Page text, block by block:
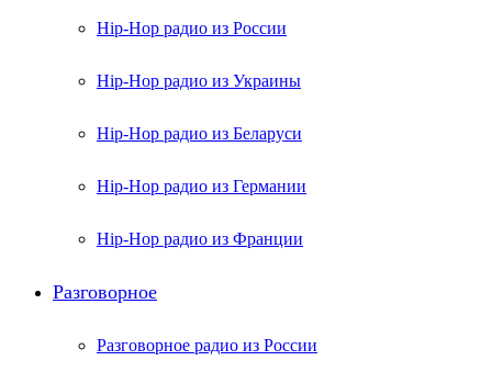
Hip-Hop радио из России
Hip-Hop радио из Украины
Hip-Hop радио из Беларуси
Hip-Hop радио из Германии
Hip-Hop радио из Франции
Разговорное
Разговорное радио из России